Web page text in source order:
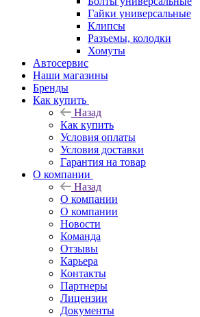
Гайки универсальные
Клипсы
Разъемы, колодки
Хомуты
Автосервис
Наши магазины
Бренды
Как купить
Назад
Как купить
Условия оплаты
Условия доставки
Гарантия на товар
О компании
Назад
О компании
О компании
Новости
Команда
Отзывы
Карьера
Контакты
Партнеры
Лицензии
Документы